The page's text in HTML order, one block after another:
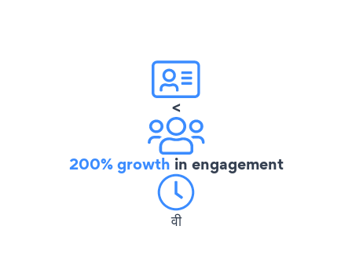
<
200% growth in engagement
वी